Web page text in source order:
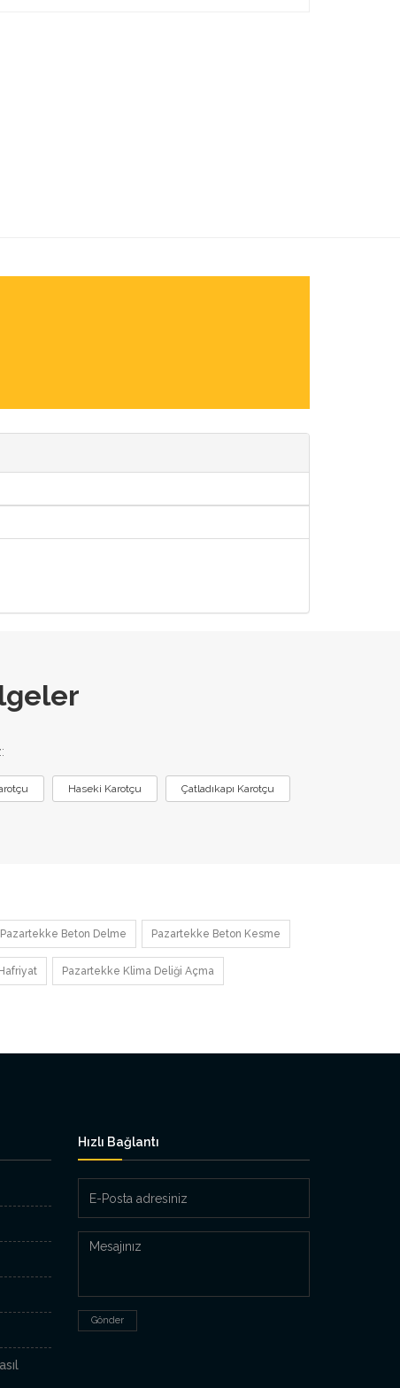
Haseki Karotçu Çatladıkapı Karotçu
Pazartekke Beton Delme Pazartekke Beton Kesme
Pazartekke Klima Deliği Açma
Hızlı Bağlantı
Posta
Mesajınız
Gönder